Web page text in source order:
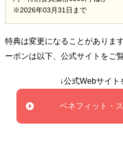
※2026年03月31日まで
特典は変更になることがありま
ーポンは以下、公式サイトをご
↓公式Webサイト
ベネフィット・